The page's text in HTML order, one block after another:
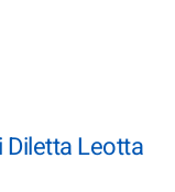
Diletta Leotta